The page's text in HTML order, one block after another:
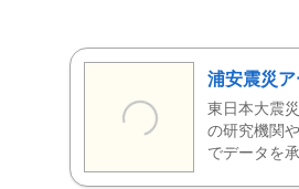
浦安震災ア
東日本大震
の研究機関
でデータを